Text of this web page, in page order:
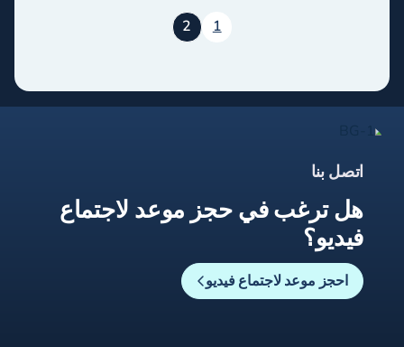
1
2
اتصل بنا
هل ترغب في حجز موعد لاجتماع
فيديو؟
احجز موعد لاجتماع فيديو